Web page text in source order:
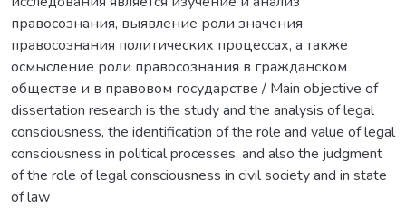
правосознания, выявление роли значения
правосознания политических процессах, а также
осмысление роли правосознания в гражданском
обществе и в правовом государстве / Main objective of
dissertation research is the study and the analysis of legal
consciousness, the identification of the role and value of legal
consciousness in political processes, and also the judgment
of the role of legal consciousness in civil society and in state
of law